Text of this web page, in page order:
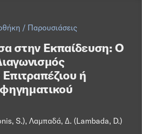
/ Παρουσιάσεις
στην Εκπαίδευση: Ο
ή
S.), Λαμπαδά, Δ. (Lambada, D.)